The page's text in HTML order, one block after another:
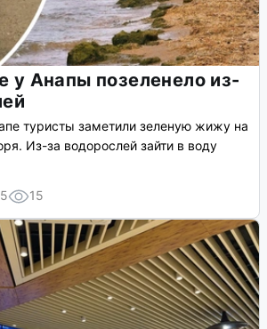
у Анапы позеленело из-
туристы заметили зеленую жижу на
Из-за водорослей зайти в воду
15